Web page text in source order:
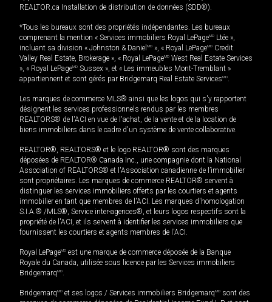
REALTOR.ca Installation de distribution de données (SDD®).
*Tous les bureaux sont des propriétés indépendantes. Les bureaux
comprenant la mention « Services immobiliers Royal LePageMD Ltée »,
incluant sa division « Johnston & Daniel MD », « Royal LePageMD Credit
Valley Real Estate, Brokerage », « Royal LePageMD West Real Estate Services
», « Royal LePageMD Sussex », et « Les immeubles Mont-Tremblant »
appartiennent et sont gérés par Bridgemarq Real Estate ServicesMD.
Les marques de commerce MLS® ainsi que les logos qui s'y rapportent
désignent les services professionnels rendus par les membres
REALTORS® de l'ACI en vue de l'achat, de la vente et de la location de
biens immobiliers dans le cadre d'un système de vente collaborative.
REALTOR®, REALTORS® et le logo REALTOR® sont des marques
déposées de REALTOR® Canada Inc., une compagnie dont la National
Association of REALTORS® et l'Association canadienne de l’immobilier
sont propriétaires. Les marques de commerce REALTOR® servent à
distinguer les services immobiliers offerts par les courtiers et agents
immobilier en tant que membres de l'ACI. Les marques d'homologation
S.I.A.® /MLS®, Service inter-agences®, et leurs logos respectifs sont la
propriété de l'ACI, et ils servent à identifier les services immobiliers que
fournissent les courtiers et agents membres de l'ACI.
Royal LePageMD est une marque de commerce déposée de la Banque
Royale du Canada, utilisée sous licence par les Services immobiliers
BridgemarqMD.
BridgemarqMD et ses logos / Services immobiliers BridgemarqMD sont des